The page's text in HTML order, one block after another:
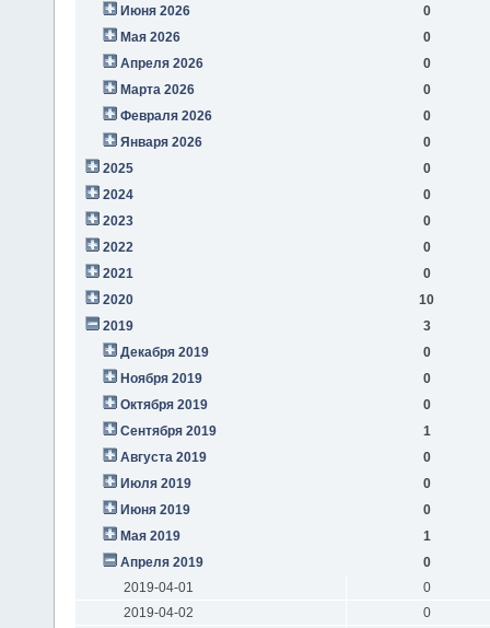
Июня 2026
0
Мая 2026
0
Апреля 2026
0
Марта 2026
0
Февраля 2026
0
Января 2026
0
2025
0
2024
0
2023
0
2022
0
2021
0
2020
10
2019
3
Декабря 2019
0
Ноября 2019
0
Октября 2019
0
Сентября 2019
1
Августа 2019
0
Июля 2019
0
Июня 2019
0
Мая 2019
1
Апреля 2019
0
2019-04-01
0
2019-04-02
0